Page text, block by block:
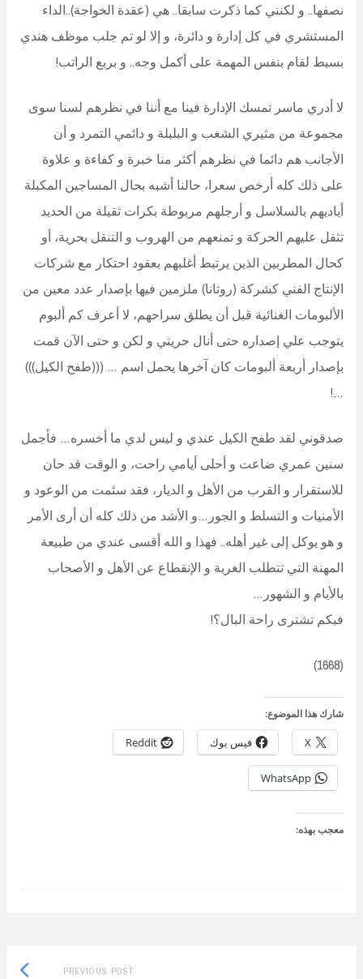
نصفها.. و لكنني كما ذكرت سابقا.. هي (عقدة الخواجة)..الداء
المستشري في كل إدارة و دائرة، و إلا لو تم جلب موظف هندي
بسيط لقام بنفس المهمة على أكمل وجه.. و بربع الراتب!
لا أدري ماسر تمسك الإدارة فينا مع أننا في نظرهم لسنا سوى
مجموعة من مثيري الشغب و البلبلة و دائمي التمرد و أن
الأجانب هم دائما في نظرهم أكثر منا خبرة و كفاءة و علاوة
على ذلك كله أرخص سعرا، حالنا أشبه بحال المساجين المكبلة
أياديهم بالسلاسل و أرجلهم مربوطة بكرات ثقيلة من الحديد
تثقل عليهم الحركة و تمنعهم من الهروب و التنقل بحرية، أو
كحال المطربين الذين يرتبط أغلبهم بعقود احتكار مع شركات
الإنتاج الفني كشركة (روتانا) ملزمين فيها بإصدار عدد معين من
الألبومات الغنائية قبل أن يطلق سراحهم، لا أعرف كم ألبوم
يتوجب علي إصداره حتى أنال حريتي و لكن و حتى الآن قمت
بإصدار أربعة ألبومات كان آخرها يحمل اسم … (((طفح الكيل)))
…!
صدقوني لقد طفح الكيل عندي و ليس لدي ما أخسره… فأجمل
سنين عمري ضاعت و أحلى أيامي راحت، و الوقت قد حان
للاستقرار و القرب من الأهل و الديار، فقد سئمت من الوعود و
الأمنيات و التسلط و الجور…و الأشد من ذلك كله أن أرى الأمر
و هو يوكل إلى غير أهله.. فهذا و الله أقسى عندي من طبيعة
المهنة التي تتطلب الغربة و الإنقطاع عن الأهل و الأصحاب
بالأيام و الشهور…
فبكم تشترى راحة البال؟!
(1668)
شارك هذا الموضوع:
X فيس بوك Reddit
WhatsApp
معجب بهذه:
PREVIOUS POST
Previous